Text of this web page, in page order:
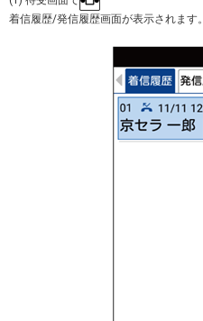
着信履歴/発信履歴画面が表示されます。